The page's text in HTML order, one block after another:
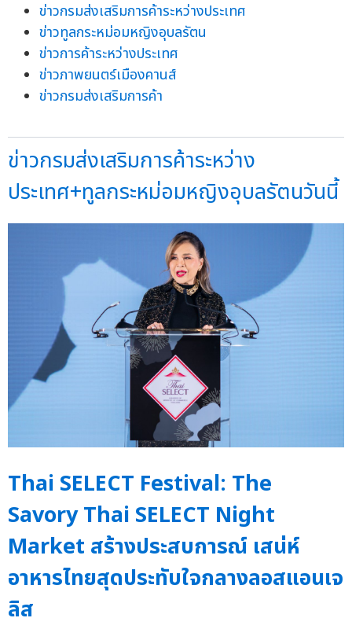
ข่าวกรมส่งเสริมการค้าระหว่างประเทศ
ข่าวทูลกระหม่อมหญิงอุบลรัตน
ข่าวการค้าระหว่างประเทศ
ข่าวภาพยนตร์เมืองคานส์
ข่าวกรมส่งเสริมการค้า
ข่าวกรมส่งเสริมการค้าระหว่าง
ประเทศ+ทูลกระหม่อมหญิงอุบลรัตนวันนี้
Thai SELECT Festival: The
Savory Thai SELECT Night
Market สร้างประสบการณ์ เสน่ห์
อาหารไทยสุดประทับใจกลางลอสแอนเจ
ลิส